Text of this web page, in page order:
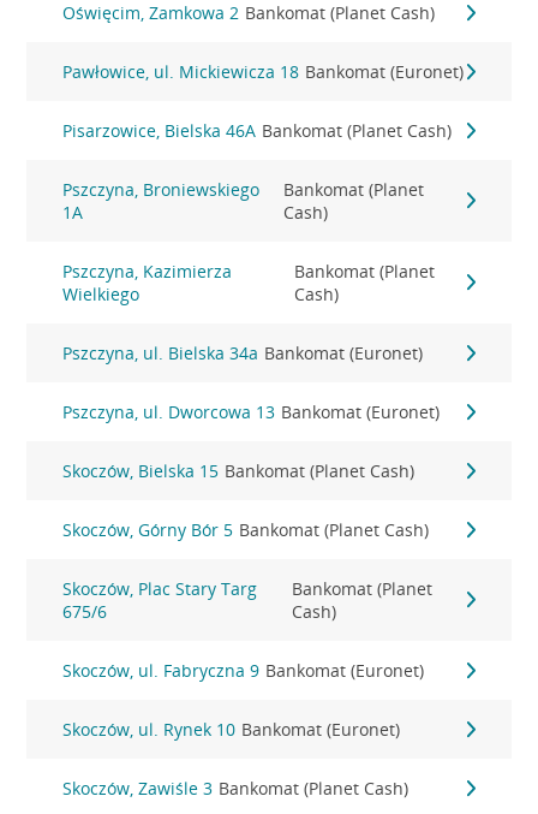
Oświęcim, Zamkowa 2 Bankomat (Planet Cash)
Pawłowice, ul. Mickiewicza 18 Bankomat (Euronet)
Pisarzowice, Bielska 46A Bankomat (Planet Cash)
Pszczyna, Broniewskiego
1A
Bankomat (Planet
Cash)
Pszczyna, Kazimierza
Wielkiego
Bankomat (Planet
Cash)
Pszczyna, ul. Bielska 34a Bankomat (Euronet)
Pszczyna, ul. Dworcowa 13 Bankomat (Euronet)
Skoczów, Bielska 15 Bankomat (Planet Cash)
Skoczów, Górny Bór 5 Bankomat (Planet Cash)
Skoczów, Plac Stary Targ
675/6
Bankomat (Planet
Cash)
Skoczów, ul. Fabryczna 9 Bankomat (Euronet)
Skoczów, ul. Rynek 10 Bankomat (Euronet)
Skoczów, Zawiśle 3 Bankomat (Planet Cash)